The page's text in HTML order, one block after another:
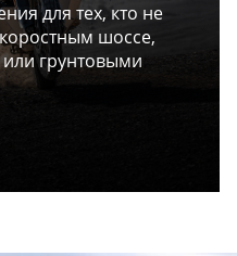
для тех, кто не
шоссе,
грунтовыми